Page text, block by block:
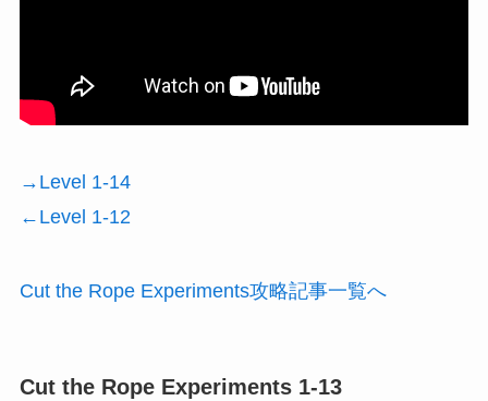
→Level 1-14
←Level 1-12
Cut the Rope Experiments攻略記事一覧へ
Cut the Rope Experiments 1-13